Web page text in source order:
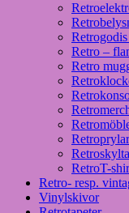
Retro –
Retro
Retroprylar
RetroT-
Retro- resp.
Vinylskivor